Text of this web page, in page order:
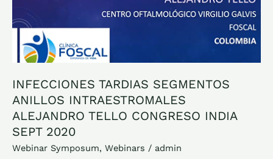
INFECCIONES TARDIAS SEGMENTOS
ANILLOS INTRAESTROMALES
ALEJANDRO TELLO CONGRESO INDIA
SEPT 2020
Webinar Symposum, Webinars / admin
SEPT
2020